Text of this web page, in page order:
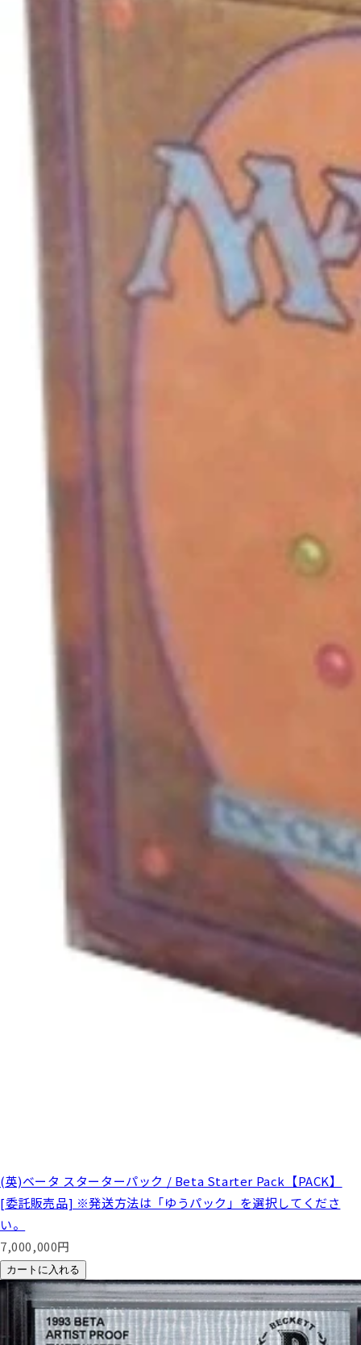
(英)ベータ スターターパック / Beta Starter Pack【PACK】
[委託販売品] ※発送方法は「ゆうパック」を選択してくださ
い。
7,000,000円
カートに入れる